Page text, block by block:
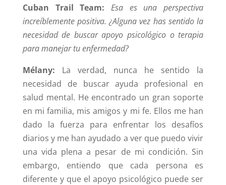
Cuban Trail Team:
Esa es una perspectiva
increíblemente positiva. ¿Alguna vez has sentido la
necesidad de buscar apoyo psicológico o terapia
para manejar tu enfermedad?
Mélany: La verdad, nunca he sentido la
necesidad de buscar ayuda profesional en
salud mental. He encontrado un gran soporte
en mi familia, mis amigos y mi fe. Ellos me han
dado la fuerza para enfrentar los desafíos
diarios y me han ayudado a ver que puedo vivir
una vida plena a pesar de mi condición. Sin
embargo, entiendo que cada persona es
diferente y que el apoyo psicológico puede ser